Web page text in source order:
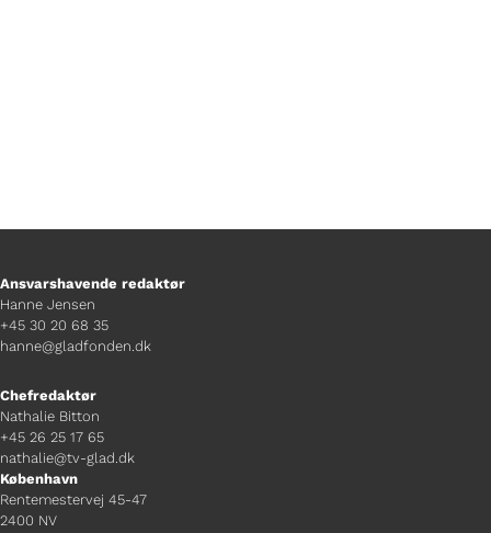
Ansvarshavende redaktør
Hanne Jensen
+45 30 20 68 35
hanne@gladfonden.dk
Chefredaktør
Nathalie Bitton
+45 26 25 17 65
nathalie@tv-glad.dk
København
Rentemestervej 45-47
2400 NV